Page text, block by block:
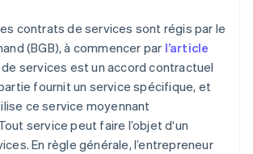
contrats de services sont régis par le
(BGB), à commencer par l’article
services est un accord contractuel
fournit un service spécifique, et
ce service moyennant
service peut faire l’objet d‘un
En règle générale, l’entrepreneur